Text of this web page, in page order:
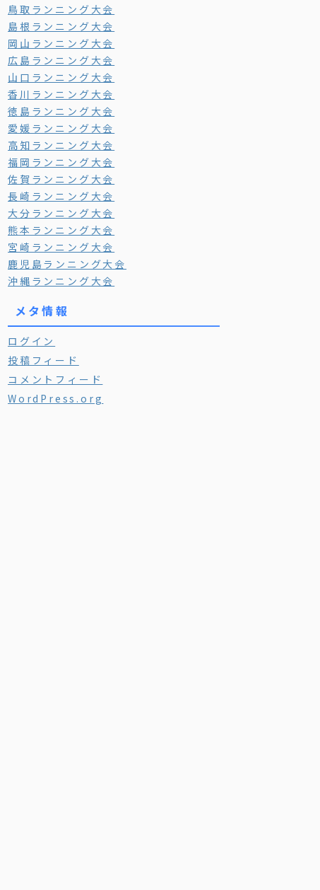
鳥取ランニング大会
島根ランニング大会
岡山ランニング大会
広島ランニング大会
山口ランニング大会
香川ランニング大会
徳島ランニング大会
愛媛ランニング大会
高知ランニング大会
福岡ランニング大会
佐賀ランニング大会
長崎ランニング大会
大分ランニング大会
熊本ランニング大会
宮崎ランニング大会
鹿児島ランニング大会
沖縄ランニング大会
メタ情報
ログイン
投稿フィード
コメントフィード
WordPress.org